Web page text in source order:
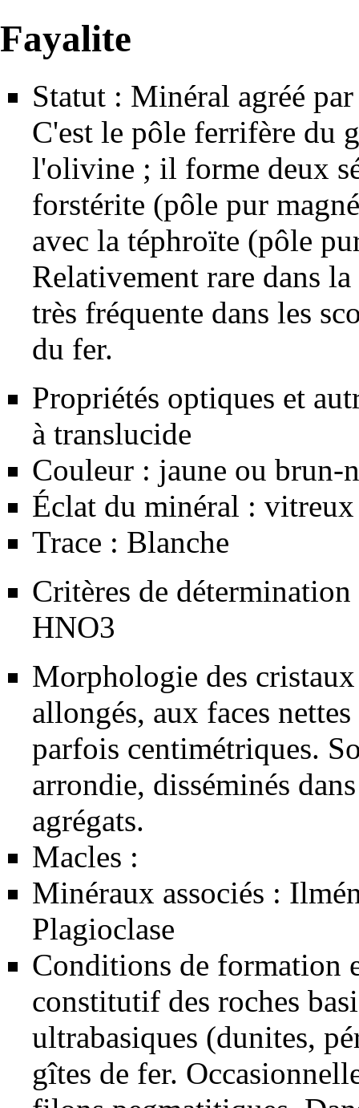
Fayalite
Statut : Minéral agréé
C'est le pôle ferrifère du
l'olivine ; il forme deux
forstérite (pôle pur
avec la téphroïte (pôle
Relativement rare dans
très fréquente dans les
du fer.
Propriétés optiques et
à translucide
Couleur : jaune ou brun-
Éclat du minéral :
Trace : Blanche
Critères de
HNO3
Morphologie des
allongés, aux faces
parfois centimétriques.
arrondie, disséminés
agrégats.
Macles :
Minéraux associés :
Plagioclase
Conditions de formation
constitutif des roches
ultrabasiques (dunites,
gîtes de fer.